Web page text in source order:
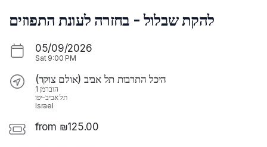
להקת שבלול - בחזרה לעונת התפוזים
05/09/2026
Sat 9:00 PM
היכל התרבות תל אביב (אולם צוקר)
הוברמן 1
תל אביב-יפו
Israel
from ₪125.00